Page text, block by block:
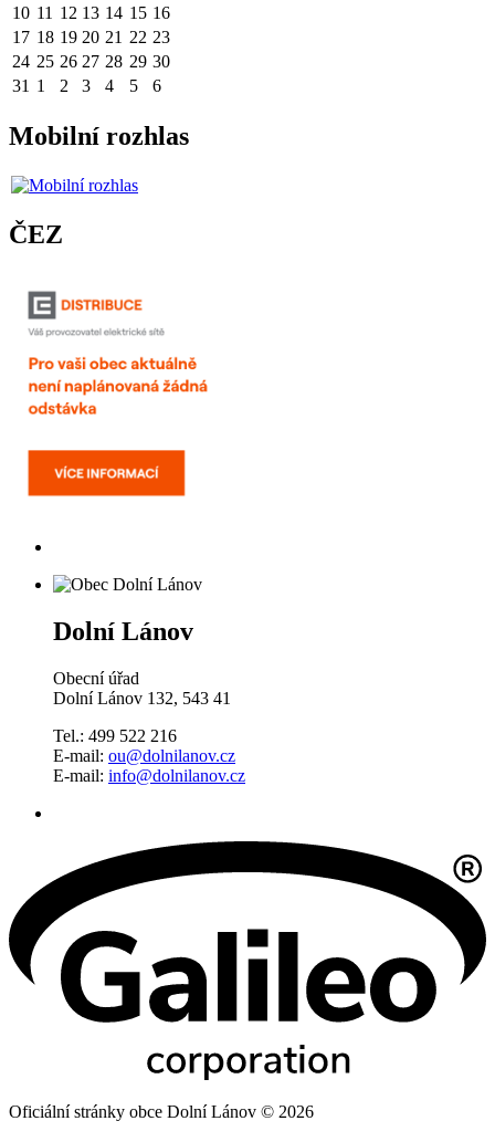
10 11 12 13 14 15 16
17 18 19 20 21 22 23
24 25 26 27 28 29 30
31 1 2 3 4 5 6
Mobilní rozhlas
ČEZ
Dolní Lánov
Obecní úřad
Dolní Lánov 132, 543 41
Tel.: 499 522 216
E-mail: ou@dolnilanov.cz
E-mail: info@dolnilanov.cz
Oficiální stránky obce Dolní Lánov © 2026